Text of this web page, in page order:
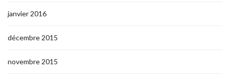
janvier 2016
décembre 2015
novembre 2015